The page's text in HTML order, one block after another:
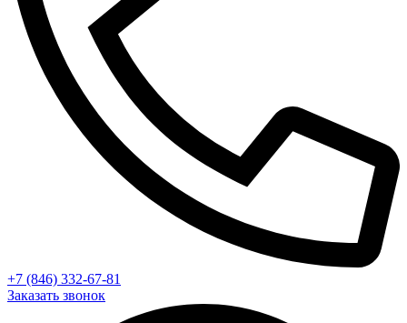
+7 (846) 332-67-81
Заказать звонок